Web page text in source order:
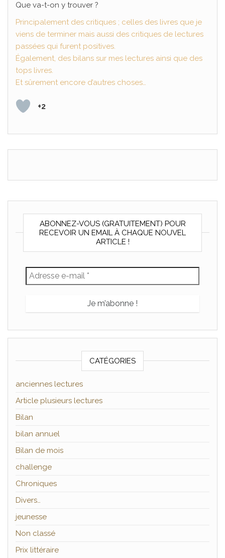
Que va-t-on y trouver ?
Principalement des critiques ; celles des livres que je
viens de terminer mais aussi des critiques de lectures
passées qui furent positives.
Également, des bilans sur mes lectures ainsi que des
tops livres.
Et sûrement encore d’autres choses…
+2
ABONNEZ-VOUS (GRATUITEMENT) POUR
RECEVOIR UN EMAIL À CHAQUE NOUVEL
ARTICLE !
CATÉGORIES
anciennes lectures
Article plusieurs lectures
Bilan
bilan annuel
Bilan de mois
challenge
Chroniques
Divers…
jeunesse
Non classé
Prix littéraire